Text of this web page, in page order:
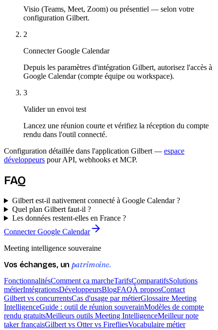
Visio (Teams, Meet, Zoom) ou présentiel — selon votre
configuration Gilbert.
2
Connecter Google Calendar
Depuis les paramètres d'intégration Gilbert, autorisez l'accès à
Google Calendar (compte équipe ou workspace).
3
Valider un envoi test
Lancez une réunion courte et vérifiez la réception du compte
rendu dans l'outil connecté.
Configuration détaillée dans l'application Gilbert — espace
développeurs pour API, webhooks et MCP.
FAQ
Gilbert est-il nativement connecté à Google Calendar ?
Quel plan Gilbert faut-il ?
Les données restent-elles en France ?
Connecter Google Calendar
Meeting intelligence souveraine
Vos échanges, un patrimoine.
FonctionnalitésComment ça marcheTarifsComparatifsSolutions
métierIntégrationsDéveloppeursBlogFAQÀ proposContact
Gilbert vs concurrentsCas d'usage par métierGlossaire Meeting
IntelligenceGuide : outil de réunion souverainModèles de compte
rendu gratuitsMeilleurs outils Meeting IntelligenceMeilleur note
taker françaisGilbert vs Otter vs FirefliesVocabulaire métier